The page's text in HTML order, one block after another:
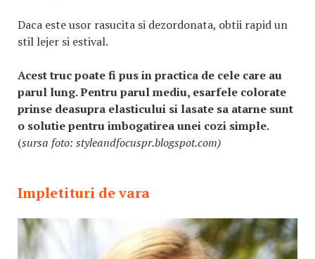
Daca este usor rasucita si dezordonata, obtii rapid un
stil lejer si estival.
Acest truc poate fi pus in practica de cele care au
parul lung. Pentru parul mediu, esarfele colorate
prinse deasupra elasticului si lasate sa atarne sunt
o solutie pentru imbogatirea unei cozi simple.
(sursa foto: styleandfocuspr.blogspot.com)
Impletituri de vara